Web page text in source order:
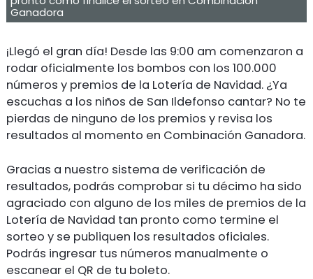
Ganadora
¡Llegó el gran día! Desde las 9:00 am comenzaron a
rodar oficialmente los bombos con los 100.000
números y premios de la Lotería de Navidad. ¿Ya
escuchas a los niños de San Ildefonso cantar? No te
pierdas de ninguno de los premios y revisa los
resultados al momento en Combinación Ganadora.
Gracias a nuestro sistema de verificación de
resultados, podrás comprobar si tu décimo ha sido
agraciado con alguno de los miles de premios de la
Lotería de Navidad tan pronto como termine el
sorteo y se publiquen los resultados oficiales.
Podrás ingresar tus números manualmente o
escanear el QR de tu boleto.